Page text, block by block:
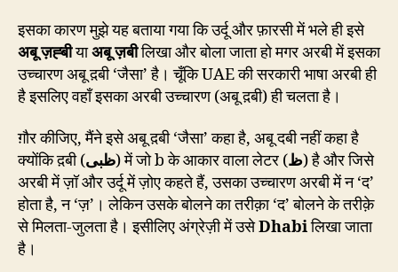
इसका कारण मुझे यह बताया गया कि उर्दू और फ़ारसी में भले ही इसे
अबू ज़ह्बीयाअबू ज़बीलिखा और बोला जाता हो मगर अरबी में इसका
उच्चारण अबू द़बी ‘जैसा’ है। चूँकि UAE की सरकारी भाषा अरबी ही
है इसलिए वहाँ इसका अरबी उच्चारण (अबू द़बी) ही चलता है।
ग़ौर कीजिए, मैंने इसे अबू द़बी ‘जैसा’ कहा है, अबू दबी नहीं कहा है
क्योंकि द़बी (ظبی) में जो b के आकार वाला लेटर (ظ) है और जिसे
अरबी में ज़ॉ और उर्दू में ज़ोए कहते हैं, उसका उच्चारण अरबी में न ‘द’
होता है, न ‘ज़’। लेकिन उसके बोलने का तरीक़ा ‘द’ बोलने के तरीक़े
से मिलता-जुलता है। इसीलिए अंग्रेज़ी में उसेDhabiलिखा जाता
है।